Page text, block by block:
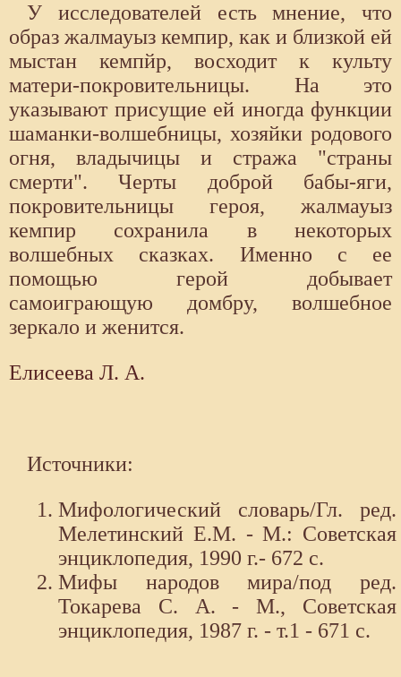
У исследователей есть мнение, что
образ жалмауыз кемпир, как и близкой ей
мыстан кемпйр, восходит к культу
матери-покровительницы. На это
указывают присущие ей иногда функции
шаманки-волшебницы, хозяйки родового
огня, владычицы и стража "страны
смерти". Черты доброй бабы-яги,
покровительницы героя, жалмауыз
кемпир сохранила в некоторых
волшебных сказках. Именно с ее
помощью герой добывает
самоиграющую домбру, волшебное
зеркало и женится.
Елисеева Л. А.
Источники:
Мифологический словарь/Гл. ред.
Мелетинский Е.М. - М.: Советская
энциклопедия, 1990 г.- 672 с.
Мифы народов мира/под ред.
Токарева С. А. - М., Советская
энциклопедия, 1987 г. - т.1 - 671 с.